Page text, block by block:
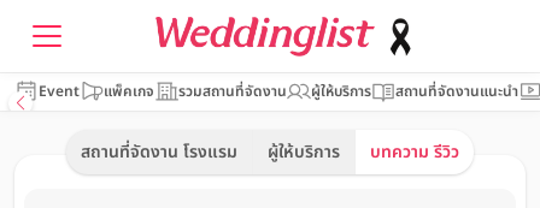
Event แพ็คเกจ รวมสถานที่จัดงาน ผู้ให้บริการ สถานที่จัดงานแนะนำ
สถานที่จัดงาน โรงแรม ผู้ให้บริการ บทความ รีวิว